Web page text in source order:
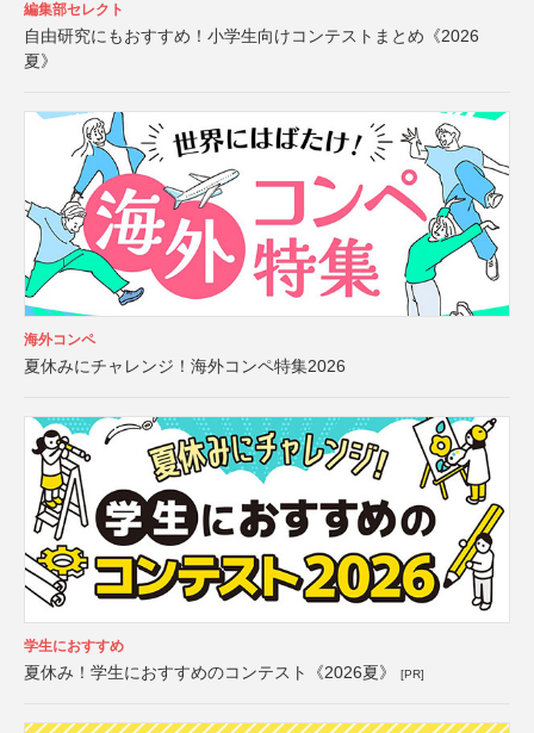
編集部セレクト
自由研究にもおすすめ！小学生向けコンテストまとめ《2026
夏》
海外コンペ
夏休みにチャレンジ！海外コンペ特集2026
学生におすすめ
夏休み！学生におすすめのコンテスト《2026夏》 [PR]